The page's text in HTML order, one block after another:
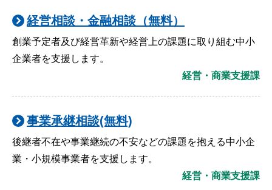
経営相談・金融相談（無料）
創業予定者及び経営革新や経営上の課題に取り組む中小
企業者を支援します。
経営・商業支援課
事業承継相談(無料)
後継者不在や事業継続の不安などの課題を抱える中小企
業・小規模事業者を支援します。
経営・商業支援課